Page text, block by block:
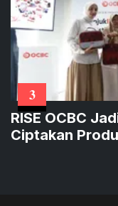
3
RISE OCBC
Ciptakan